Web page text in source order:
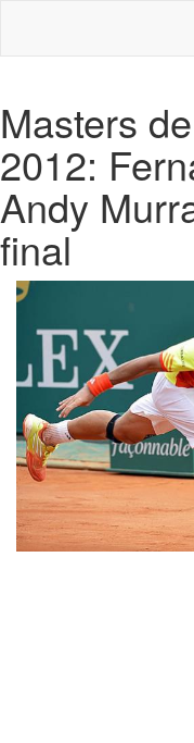
Masters
2012:
Andy
final